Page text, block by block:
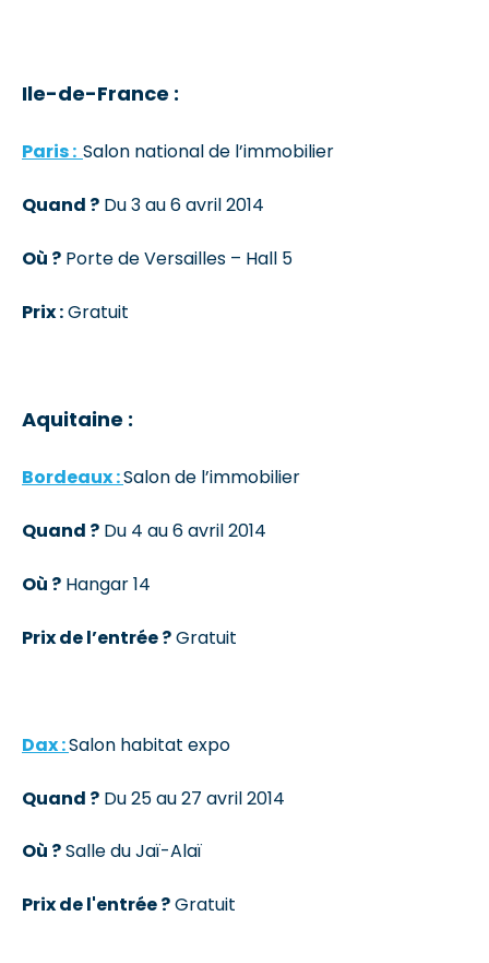
Ile-de-France :
Paris : Salon national de l’immobilier
Quand ? Du 3 au 6 avril 2014
Où ? Porte de Versailles – Hall 5
Prix :Gratuit
Aquitaine :
Bordeaux :Salon de l’immobilier
Quand ? Du 4 au 6 avril 2014
Où ? Hangar 14
Prix de l’entrée ?Gratuit
Dax :Salon habitat expo
Quand ? Du 25 au 27 avril 2014
Où ?Salle du Jaï-Alaï
Prix de l'entrée ?Gratuit